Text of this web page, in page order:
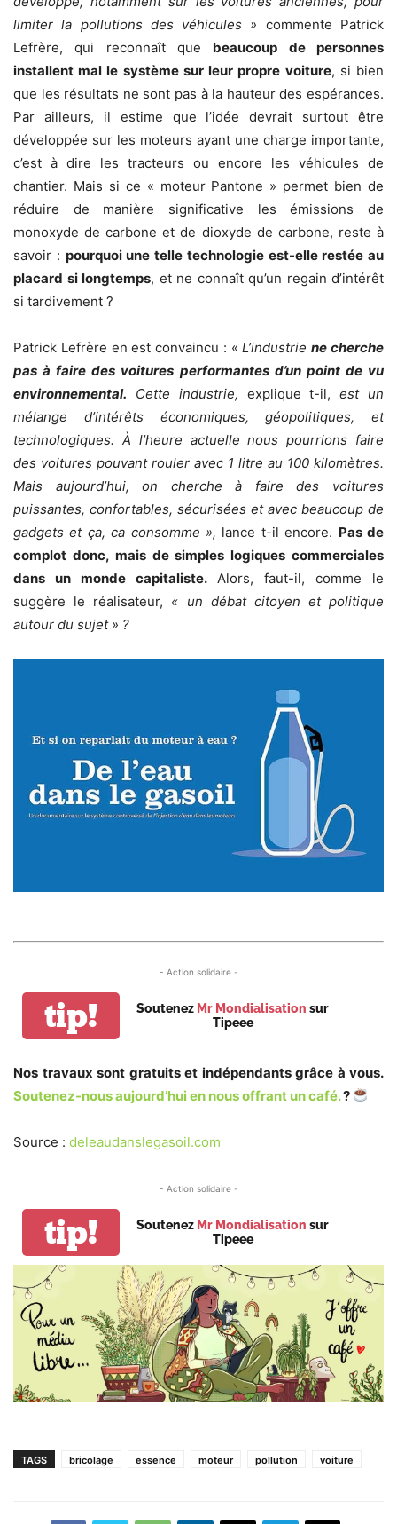
limiter la pollutions des véhicules » commente Patrick
Lefrère, qui reconnaît que beaucoup de personnes
installent mal le système sur leur propre voiture, si bien
que les résultats ne sont pas à la hauteur des espérances.
Par ailleurs, il estime que l’idée devrait surtout être
développée sur les moteurs ayant une charge importante,
c’est à dire les tracteurs ou encore les véhicules de
chantier. Mais si ce « moteur Pantone » permet bien de
réduire de manière significative les émissions de
monoxyde de carbone et de dioxyde de carbone, reste à
savoir : pourquoi une telle technologie est-elle restée au
placard si longtemps, et ne connaît qu’un regain d’intérêt
si tardivement ?
Patrick Lefrère en est convaincu : «L’industriene cherche
pas à faire des voitures performantes d’un point de vu
environnemental. Cette industrie, explique t-il,est un
mélange d’intérêts économiques, géopolitiques, et
technologiques. À l’heure actuelle nous pourrions faire
des voitures pouvant rouler avec 1 litre au 100 kilomètres.
Mais aujourd’hui, on cherche à faire des voitures
puissantes, confortables, sécurisées et avec beaucoup de
gadgets et ça, ca consomme », lance t-il encore. Pas de
complot donc, mais de simples logiques commerciales
dans un monde capitaliste.Alors, faut-il, comme le
suggère le réalisateur, « un débat citoyen et politique
autour du sujet » ?
- Action solidaire -
tip! Soutenez Mr Mondialisation sur
Tipeee
Nos travaux sont gratuits et indépendants grâce à vous.
Soutenez-nous aujourd’hui en nous offrant un café.?
Source : deleaudanslegasoil.com
- Action solidaire -
tip! Soutenez Mr Mondialisation sur
Tipeee
TAGS bricolage essence moteur pollution voiture